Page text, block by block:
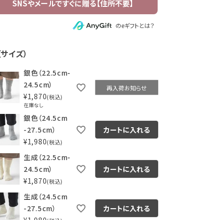
のeギフトとは？
イズ）
銀色（22.5cm-
24.5cm）
¥1,870 税込
在庫なし
再入荷お知らせ
銀色（24.5cm
-27.5cm）
¥1,980 税込
カートに入れる
生成（22.5cm-
24.5cm）
¥1,870 税込
カートに入れる
生成（24.5cm
-27.5cm）
カートに入れる